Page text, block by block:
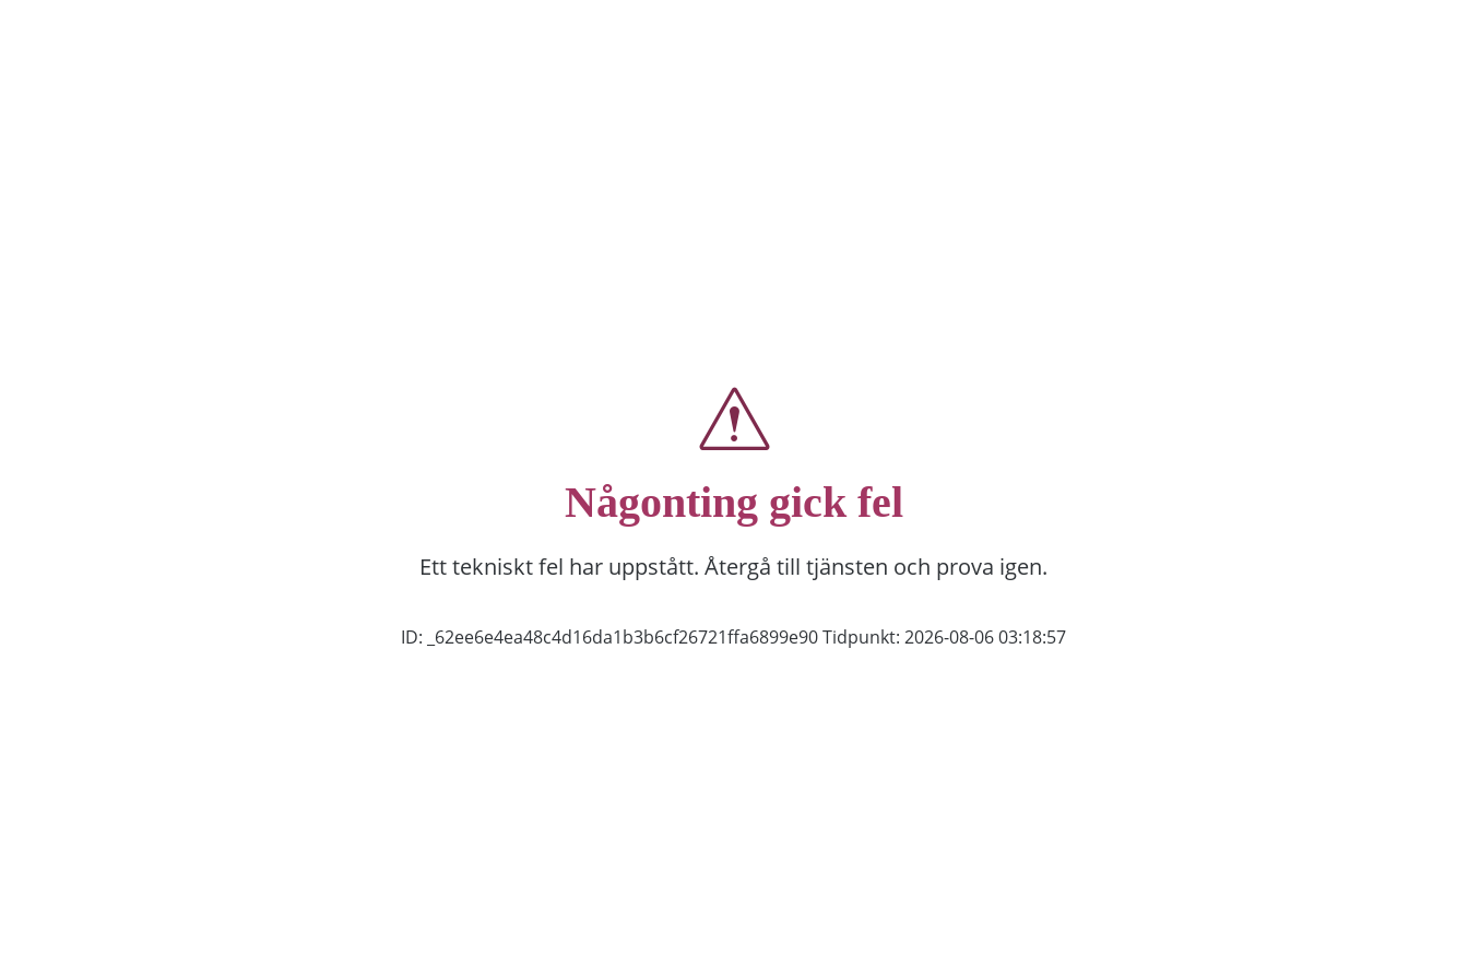
Någonting gick fel
Ett tekniskt fel har uppstått. Återgå till tjänsten och prova igen.
ID: _62ee6e4ea48c4d16da1b3b6cf26721ffa6899e90Tidpunkt: 2026-08-06 03:18:57